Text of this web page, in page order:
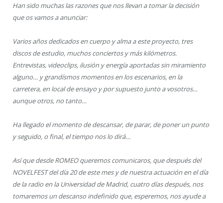
Han sido muchas las razones que nos llevan a tomar la decisión
que os vamos a anunciar:
Varios años dedicados en cuerpo y alma a este proyecto, tres
discos de estudio, muchos conciertos y más kilómetros.
Entrevistas, videoclips, ilusión y energía aportadas sin miramiento
alguno… y grandísmos momentos en los escenarios, en la
carretera, en local de ensayo y por supuesto junto a vosotros…
aunque otros, no tanto…
Ha llegado el momento de descansar, de parar, de poner un punto
y seguido, o final, el tiempo nos lo dirá…
Así que desde ROMEO queremos comunicaros, que después del
NOVELFEST del día 20 de este mes y de nuestra actuación en el día
de la radio en la Universidad de Madrid, cuatro días después, nos
tomaremos un descanso indefinido que, esperemos, nos ayude a